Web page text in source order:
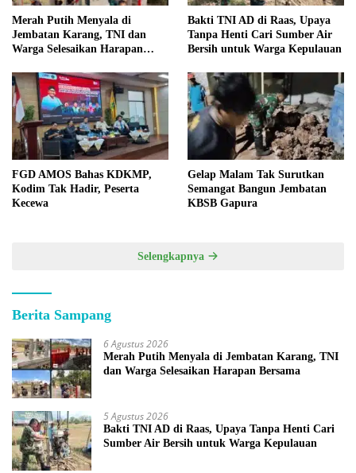
Merah Putih Menyala di
Jembatan Karang, TNI dan
Warga Selesaikan Harapan
Bakti TNI AD di Raas, Upaya
Tanpa Henti Cari Sumber Air
Bersih untuk Warga Kepulauan
FGD AMOS Bahas KDKMP,
Kodim Tak Hadir, Peserta
Kecewa
Gelap Malam Tak Surutkan
Semangat Bangun Jembatan
KBSB Gapura
Selengkapnya
Berita Sampang
6 Agustus 2026
Merah Putih Menyala di Jembatan Karang, TNI
dan Warga Selesaikan Harapan Bersama
5 Agustus 2026
Bakti TNI AD di Raas, Upaya Tanpa Henti Cari
Sumber Air Bersih untuk Warga Kepulauan